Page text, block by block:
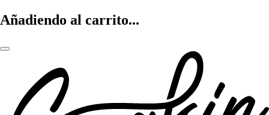
Añadiendo al carrito...